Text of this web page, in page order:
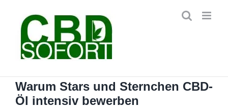
springen
Warum Stars und Sternchen CBD-
Öl intensiv bewerben